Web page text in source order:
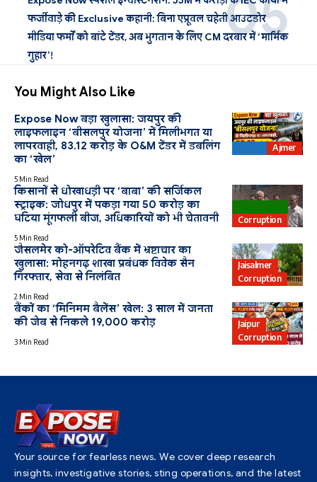
फर्जीवाड़े की Exclusive कहानी: बिना एप्रूवल चहेती आउटडोर
मीडिया फर्मों को बांटे टेंडर, अब भुगतान के लिए CM दरबार में ‘मार्मिक
गुहार’!
You Might Also Like
Ajmer
Expose Now बड़ा खुलासा: जयपुर की
लाइफलाइन ‘बीसलपुर योजना’ में मिलीभगत या
लापरवाही, 83.12 करोड़ के O&M टेंडर में डबलिंग
का ‘खेल’
5 Min Read
Corruption
किसानों से धोखाधड़ी पर ‘बाबा’ की सर्जिकल
स्ट्राइक: जोधपुर में पकड़ा गया 50 करोड़ का
घटिया मूंगफली बीज, अधिकारियों को भी चेतावनी
5 Min Read
Jaisalmer
Corruption
जैसलमेर को-ऑपरेटिव बैंक में भ्रष्टाचार का
खुलासा: मोहनगढ़ शाखा प्रबंधक विवेक सैन
गिरफ्तार, सेवा से निलंबित
2 Min Read
Jaipur
Corruption
बैंकों का ‘मिनिमम बैलेंस’ खेल: 3 साल में जनता
की जेब से निकले 19,000 करोड़
3 Min Read
Your source for fearless news. We cover deep research
insights, investigative stories, sting operations, and the latest